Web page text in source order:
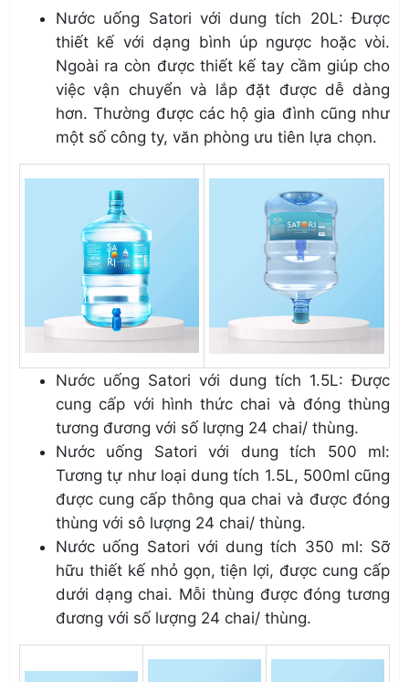
Nước uống Satori với dung tích 20L: Được
thiết kế với dạng bình úp ngược hoặc vòi.
Ngoài ra còn được thiết kế tay cầm giúp cho
việc vận chuyển và lắp đặt được dễ dàng
hơn. Thường được các hộ gia đình cũng như
một số công ty, văn phòng ưu tiên lựa chọn.
Nước uống Satori với dung tích 1.5L: Được
cung cấp với hình thức chai và đóng thùng
tương đương với số lượng 24 chai/ thùng.
Nước uống Satori với dung tích 500 ml:
Tương tự như loại dung tích 1.5L, 500ml cũng
được cung cấp thông qua chai và được đóng
thùng với sô lượng 24 chai/ thùng.
Nước uống Satori với dung tích 350 ml: Sỡ
hữu thiết kế nhỏ gọn, tiện lợi, được cung cấp
dưới dạng chai. Mỗi thùng được đóng tương
đương với số lượng 24 chai/ thùng.